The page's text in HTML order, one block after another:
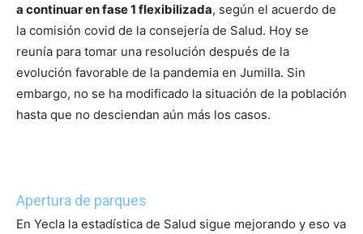
a continuar en fase 1 flexibilizada, según el acuerdo de
la comisión covid de la consejería de Salud. Hoy se
reunía para tomar una resolución después de la
evolución favorable de la pandemia en Jumilla. Sin
embargo, no se ha modificado la situación de la población
hasta que no desciendan aún más los casos.
Apertura de parques
En Yecla la estadística de Salud sigue mejorando y eso va